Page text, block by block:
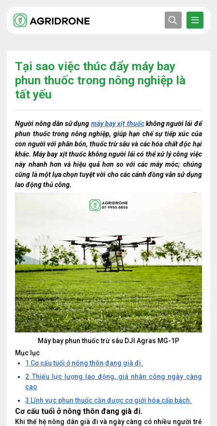
Tại sao việc thúc đẩy máy bay
phun thuốc trong nông nghiệp là
tất yếu
Người nông dân sử dụng máy bay xịt thuốckhông người lái để
phun thuốc trong nông nghiệp, giúp hạn chế sự tiếp xúc của
con người với phân bón, thuốc trừ sâu và các hóa chất độc hại
khác. Máy bay xịt thuốc không người lái có thể xử lý công việc
này nhanh hơn và hiệu quả hơn so với các máy móc; chúng
cũng là một lựa chọn tuyệt vời cho các cánh đồng vẫn sử dụng
lao động thủ công.
Máy bay phun thuốc trừ sâu DJI Agras MG-1P
Mục lục
1 Cơ cấu tuổi ở nông thôn đang già đi.
2 Thiếu lực lượng lao động, giá nhân công ngày càng
cao
3 Lĩnh vực phun thuốc cần được cơ giới hóa cấp bách.
Cơ cấu tuổi ở nông thôn đang già đi.
Khi thế hệ nông dân già đi và ngày càng có nhiều người trẻ